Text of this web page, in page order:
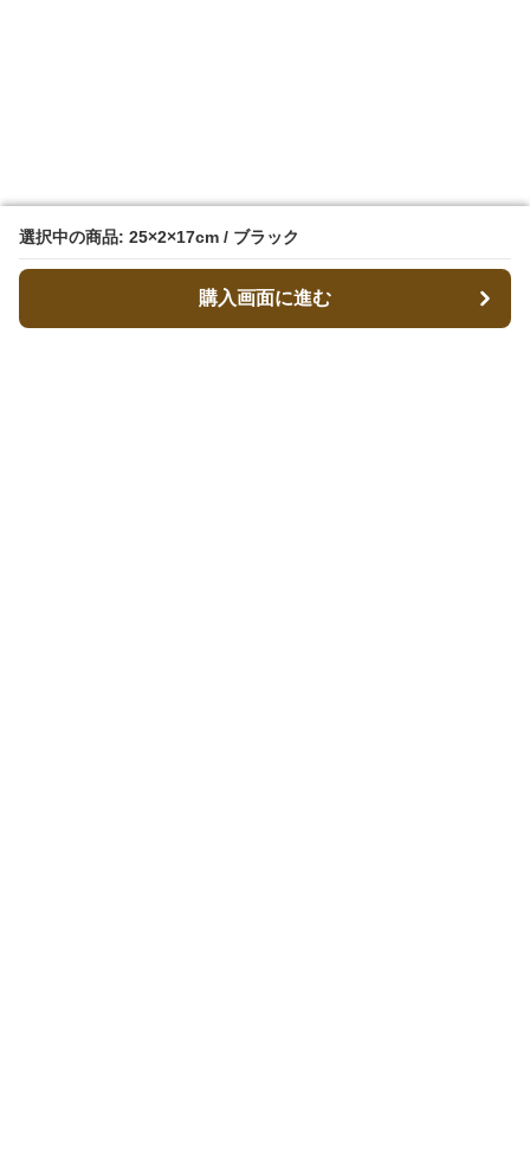
選択中の商品: 25×2×17cm / ブラック
購入画面に進む
選択中の商品: 25×2×17cm / ブラック
購入画面に進む